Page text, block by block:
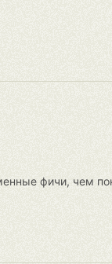
фичи, чем